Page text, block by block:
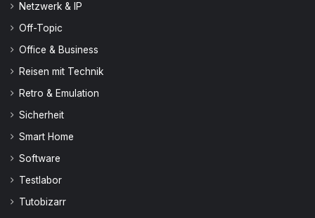
Netzwerk & IP
Off-Topic
Office & Business
Reisen mit Technik
Retro & Emulation
Sicherheit
Smart Home
Software
Testlabor
Tutobizarr